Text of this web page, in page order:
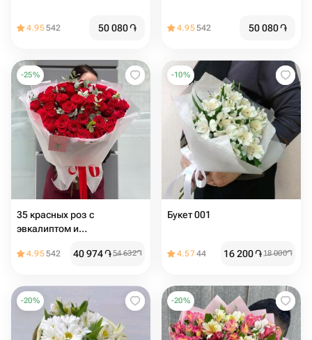
4.95542 50 080֏ 4.95542 50 080֏
-25%
35 красных роз с
эвкалиптом и
4.95542 40 974֏54 632֏
-10%
Букет 001
4.5744 16 200֏18 000֏
-20% -20%